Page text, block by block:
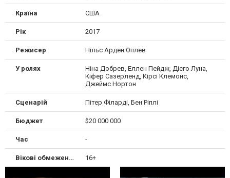
Країна США
Рік 2017
Режисер Нільс Арден Оплев
У ролях
Ніна Добрев, Еллен Пейдж, Дієго Луна,
Кіфер Сазерленд, Кірсі Клемонс,
Джеймс Нортон
Сценарій Пітер Філарді, Бен Ріплі
Бюджет $20 000 000
Час -
Вікові обмеження 16+